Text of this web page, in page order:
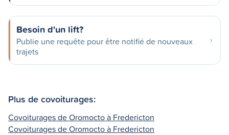
Besoin d'un lift?
Publie une requête pour être notifié de nouveaux
trajets
Plus de covoiturages:
Covoiturages de Oromocto à Fredericton
Covoiturages de Oromocto à Fredericton